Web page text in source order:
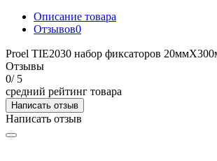
Описание товара
Отзывов0
Proel TIE2030 набор фиксаторов
Отзывы
0/ 5
средний рейтинг товара
Написать отзыв
Написать отзыв